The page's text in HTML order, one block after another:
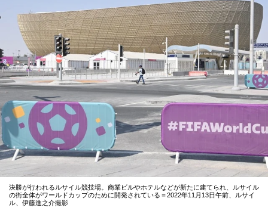
決勝が行われるルサイル競技場。商業ビルやホテルなどが新たに建てられ、ルサイル
の街全体がワールドカップのために開発されている＝2022年11月13日午前、ルサイ
ル、伊藤進之介撮影